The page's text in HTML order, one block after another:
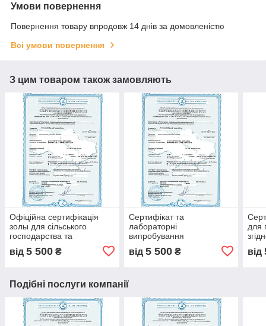
Умови повернення
Повернення товару впродовж 14 днів за домовленістю
Всі умови повернення
З цим товаром також замовляють
Офіційна сертифікація
золы для сільського
господарства та
будівництва, лабораторна
перевірка золи, якість і
від 5 500 ₴
Сертифікат та
лабораторні
випробування
для ковбасних виробів,
від 5 500₴
для
від
Подібні послуги компанії